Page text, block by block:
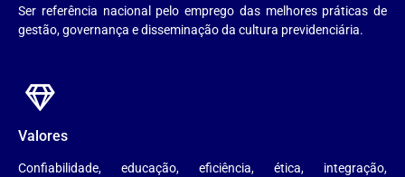
Ser referência nacional pelo emprego das melhores práticas de
gestão, governança e disseminação da cultura previdenciária.
Valores
Confiabilidade, educação, eficiência, ética, integração,